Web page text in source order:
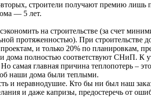
строители получают премию
— 5 лет.
на строительстве (за счет
протяженностью). При строительстве
и только 20% по планировкам,
полностью соответствуют СНиП. К
главная причина теплопотерь –
наши дома были теплыми.
и неравнодушие. Кто бы ни был наш
и даже капризы, предостеречь от